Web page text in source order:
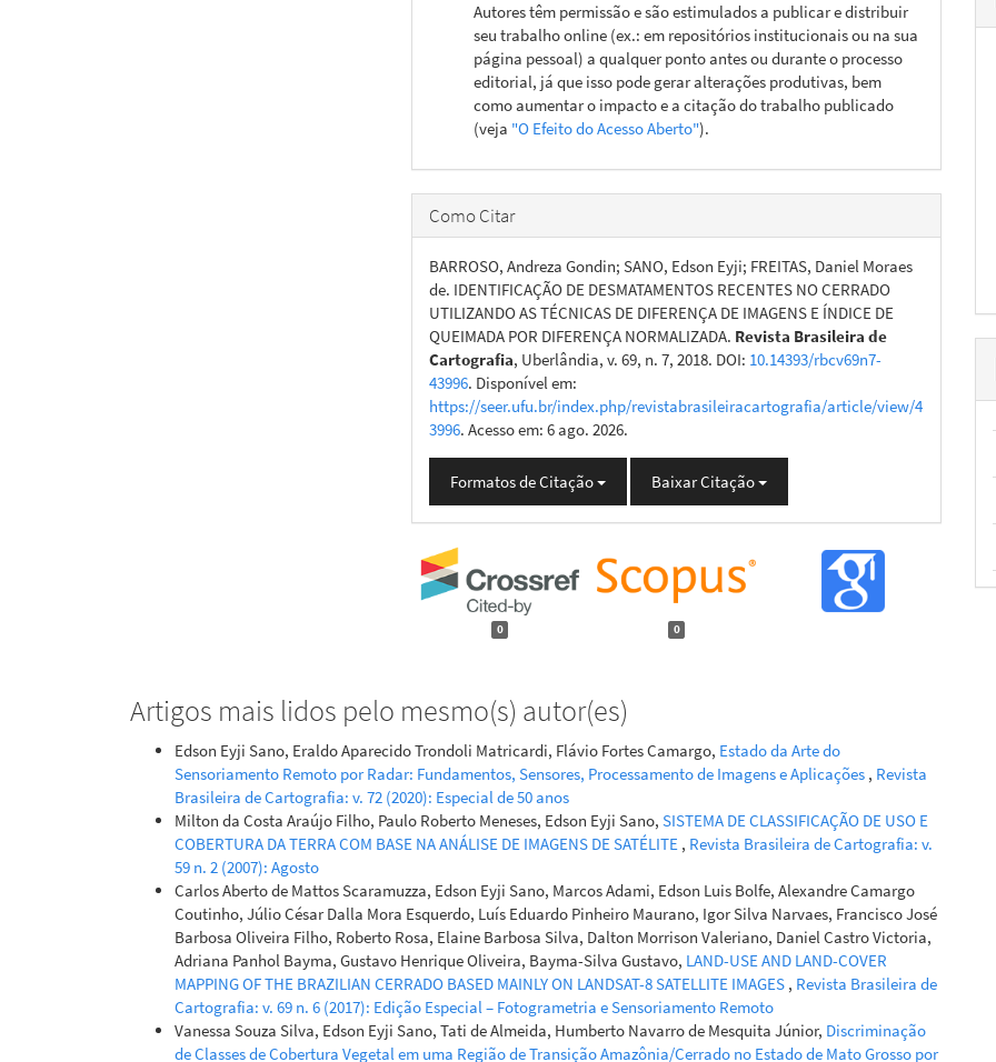
Autores têm permissão e são estimulados a publicar e distribuir
seu trabalho online (ex.: em repositórios institucionais ou na sua
página pessoal) a qualquer ponto antes ou durante o processo
editorial, já que isso pode gerar alterações produtivas, bem
como aumentar o impacto e a citação do trabalho publicado
(veja "O Efeito do Acesso Aberto").
Como Citar
BARROSO, Andreza Gondin; SANO, Edson Eyji; FREITAS, Daniel Moraes
de. IDENTIFICAÇÃO DE DESMATAMENTOS RECENTES NO CERRADO
UTILIZANDO AS TÉCNICAS DE DIFERENÇA DE IMAGENS E ÍNDICE DE
QUEIMADA POR DIFERENÇA NORMALIZADA. Revista Brasileira de
Cartografia, Uberlândia, v. 69, n. 7, 2018. DOI: 10.14393/rbcv69n7-
43996. Disponível em:
https://seer.ufu.br/index.php/revistabrasileiracartografia/article/view/4
3996. Acesso em: 6 ago. 2026.
Formatos de Citação Baixar Citação
0 0
Artigos mais lidos pelo mesmo(s) autor(es)
Edson Eyji Sano, Eraldo Aparecido Trondoli Matricardi, Flávio Fortes Camargo, Estado da Arte do
Sensoriamento Remoto por Radar: Fundamentos, Sensores, Processamento de Imagens e Aplicações , Revista
Brasileira de Cartografia: v. 72 (2020): Especial de 50 anos
Milton da Costa Araújo Filho, Paulo Roberto Meneses, Edson Eyji Sano, SISTEMA DE CLASSIFICAÇÃO DE USO E
COBERTURA DA TERRA COM BASE NA ANÁLISE DE IMAGENS DE SATÉLITE , Revista Brasileira de Cartografia: v.
59 n. 2 (2007): Agosto
Carlos Aberto de Mattos Scaramuzza, Edson Eyji Sano, Marcos Adami, Edson Luis Bolfe, Alexandre Camargo
Coutinho, Júlio César Dalla Mora Esquerdo, Luís Eduardo Pinheiro Maurano, Igor Silva Narvaes, Francisco José
Barbosa Oliveira Filho, Roberto Rosa, Elaine Barbosa Silva, Dalton Morrison Valeriano, Daniel Castro Victoria,
Adriana Panhol Bayma, Gustavo Henrique Oliveira, Bayma-Silva Gustavo, LAND-USE AND LAND-COVER
MAPPING OF THE BRAZILIAN CERRADO BASED MAINLY ON LANDSAT-8 SATELLITE IMAGES , Revista Brasileira de
Cartografia: v. 69 n. 6 (2017): Edição Especial – Fotogrametria e Sensoriamento Remoto
Vanessa Souza Silva, Edson Eyji Sano, Tati de Almeida, Humberto Navarro de Mesquita Júnior, Discriminação
de Classes de Cobertura Vegetal em uma Região de Transição Amazônia/Cerrado no Estado de Mato Grosso por